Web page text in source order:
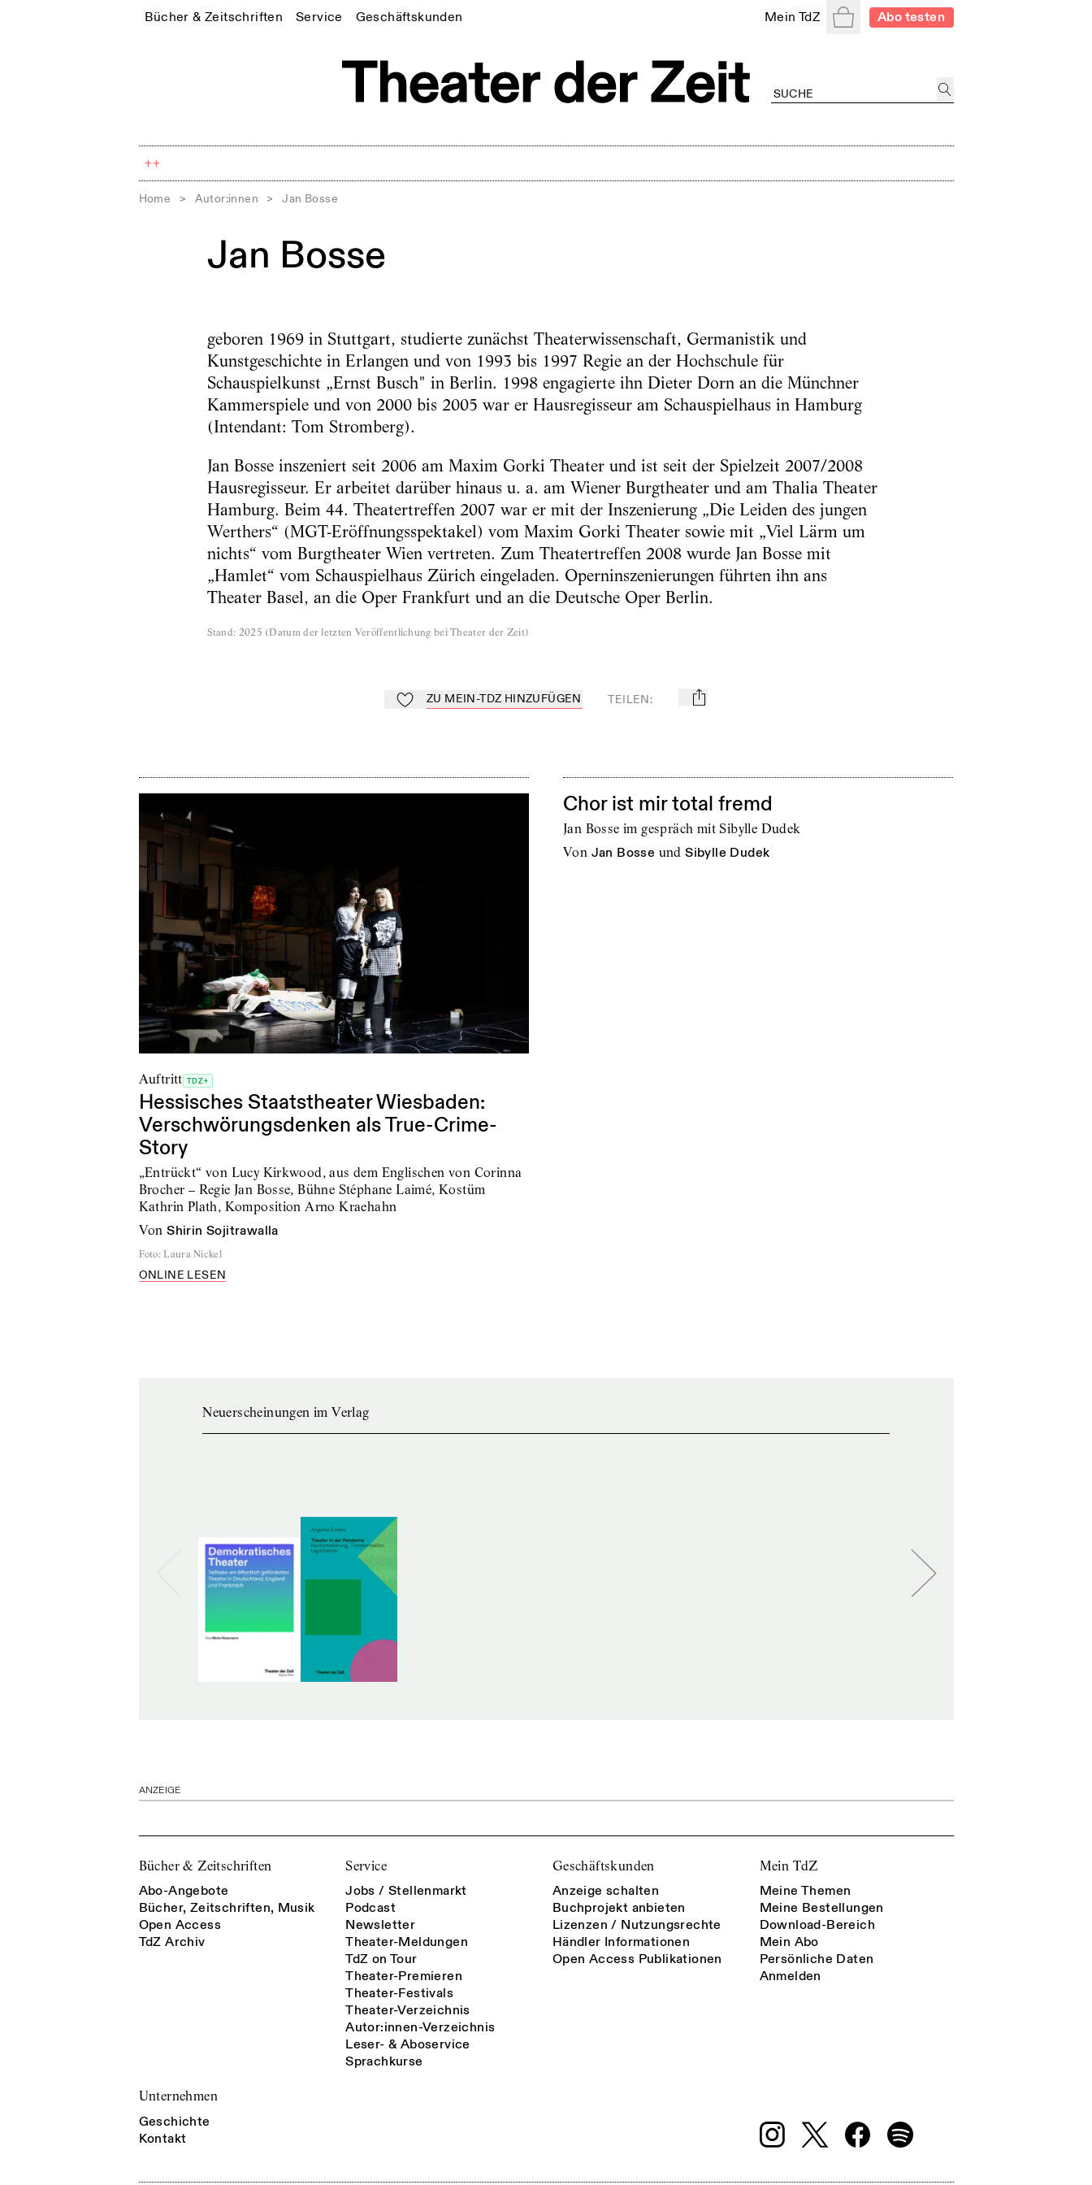
Bücher & Zeitschriften Service Geschäftskunden Mein TdZ WarenkorbAbo testen
++
Home > Autor:innen > Jan Bosse
Jan Bosse
geboren 1969 in Stuttgart, studierte zunächst Theaterwissenschaft, Germanistik und
Kunstgeschichte in Erlangen und von 1993 bis 1997 Regie an der Hochschule für
Schauspielkunst „Ernst Busch" in Berlin. 1998 engagierte ihn Dieter Dorn an die Münchner
Kammerspiele und von 2000 bis 2005 war er Hausregisseur am Schauspielhaus in Hamburg
(Intendant: Tom Stromberg).
Jan Bosse inszeniert seit 2006 am Maxim Gorki Theater und ist seit der Spielzeit 2007/2008
Hausregisseur. Er arbeitet darüber hinaus u. a. am Wiener Burgtheater und am Thalia Theater
Hamburg. Beim 44. Theatertreffen 2007 war er mit der Inszenierung „Die Leiden des jungen
Werthers“ (MGT-Eröffnungsspektakel) vom Maxim Gorki Theater sowie mit „Viel Lärm um
nichts“ vom Burgtheater Wien vertreten. Zum Theatertreffen 2008 wurde Jan Bosse mit
„Hamlet“ vom Schauspielhaus Zürich eingeladen. Operninszenierungen führten ihn ans
Theater Basel, an die Oper Frankfurt und an die Deutsche Oper Berlin.
Stand: 2025 (Datum der letzten Veröffentlichung bei Theater der Zeit)
Zu Mein-TdZ hinzufügen
ZU MEIN-TDZ HINZUFÜGEN TEILEN: mail
Auftritt TDZ+
Hessisches Staatstheater Wiesbaden:
Verschwörungsdenken als True-Crime-
Story
„Entrückt“ von Lucy Kirkwood, aus dem Englischen von Corinna
Brocher – Regie Jan Bosse, Bühne Stéphane Laimé, Kostüm
Kathrin Plath, Komposition Arno Kraehahn
von Shirin Sojitrawalla
Foto: Laura Nickel
ONLINE LESEN
Chor ist mir total fremd
Jan Bosse im gespräch mit Sibylle Dudek
von Jan Bosse und Sibylle Dudek
Neuerscheinungen im Verlag
ANZEIGE
Bücher & Zeitschriften
Abo-Angebote
Bücher, Zeitschriften, Musik
Open Access
TdZ Archiv
Service
Jobs / Stellenmarkt
Podcast
Newsletter
Theater-Meldungen
TdZ on Tour
Theater-Premieren
Theater-Festivals
Theater-Verzeichnis
Autor:innen-Verzeichnis
Leser- & Aboservice
Sprachkurse
Geschäftskunden
Anzeige schalten
Buchprojekt anbieten
Lizenzen / Nutzungsrechte
Händler Informationen
Open Access Publikationen
Mein TdZ
Meine Themen
Meine Bestellungen
Download-Bereich
Mein Abo
Persönliche Daten
Anmelden
Unternehmen
Geschichte
Kontakt